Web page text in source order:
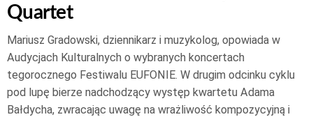
Quartet
Mariusz Gradowski, dziennikarz i muzykolog, opowiada w
Audycjach Kulturalnych o wybranych koncertach
tegorocznego Festiwalu EUFONIE. W drugim odcinku cyklu
pod lupę bierze nadchodzący występ kwartetu Adama
Bałdycha, zwracając uwagę na wrażliwość kompozycyjną i